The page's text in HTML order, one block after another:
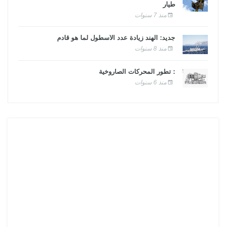
طيار
منذ 7 سنوات
جديد: الهند زيادة عدد الأسطول لما هو قادم
منذ 8 سنوات
: تطور المحركات الصاروخية
منذ 6 سنوات